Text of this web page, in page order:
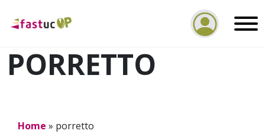
PORRETTO
Home » porretto